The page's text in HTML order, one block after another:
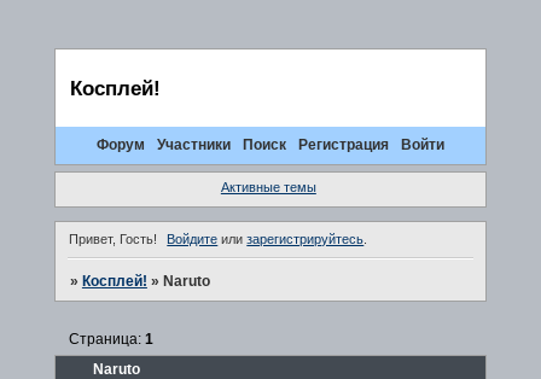
Косплей!
Форум Участники Поиск Регистрация Войти
Активные темы
Привет, Гость! Войдите илизарегистрируйтесь.
» Косплей! » Naruto
Naruto
Страница: 1